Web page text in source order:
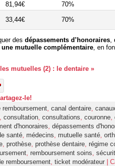
81,94€ 70%
33,44€ 70%
des dépassements d’honoraires,
une mutuelle complémentaire, en
mutuelles (2) : le dentaire »
le!
remboursement canal dentaire
consultation consultations couronne
d'honoraires dépassements
santé médecins mutuelle santé
prothèse prothèse dentaire régime
remboursement soins
remboursement ticket modérateur |